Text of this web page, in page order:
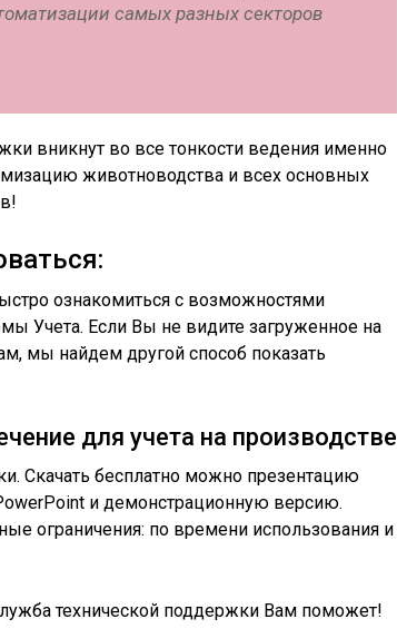
самых разных секторов
вникнут во все тонкости ведения именно
животноводства и всех основных
ознакомиться с возможностями
Учета. Если Вы не видите загруженное на
мы найдем другой способ показать
для учета на производстве
Скачать бесплатно можно презентацию
и демонстрационную версию.
ограничения: по времени использования и
технической поддержки Вам поможет!